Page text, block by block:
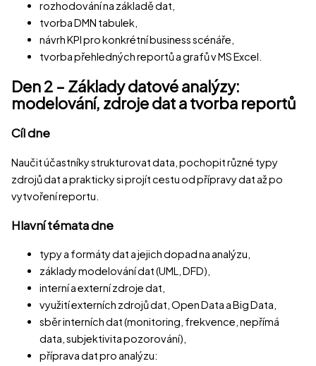
rozhodování na základě dat,
tvorba DMN tabulek,
návrh KPI pro konkrétní business scénáře,
tvorba přehledných reportů a grafů v MS Excel.
Den 2 – Základy datové analýzy:
modelování, zdroje dat a tvorba reportů
Cíl dne
Naučit účastníky strukturovat data, pochopit různé typy
zdrojů dat a prakticky si projít cestu od přípravy dat až po
vytvoření reportu.
Hlavní témata dne
typy a formáty dat a jejich dopad na analýzu,
základy modelování dat (UML, DFD),
interní a externí zdroje dat,
využití externích zdrojů dat, Open Data a Big Data,
sběr interních dat (monitoring, frekvence, nepřímá
data, subjektivita pozorování),
příprava dat pro analýzu: